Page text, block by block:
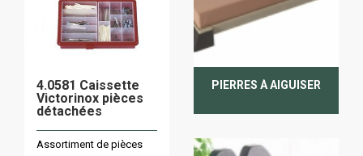
4.0581 Caissette
Victorinox pièces
détachées
Assortiment de pièces
PIERRES À AIGUISER